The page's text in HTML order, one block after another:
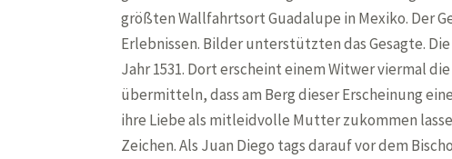
größten Wallfahrtsort Guadalupe in Mexiko. Der
Erlebnissen. Bilder unterstützten das Gesagte.
Jahr 1531. Dort erscheint einem Witwer viermal
übermitteln, dass am Berg dieser Erscheinung eine
ihre Liebe als mitleidvolle Mutter zukommen
Zeichen. Als Juan Diego tags darauf vor dem